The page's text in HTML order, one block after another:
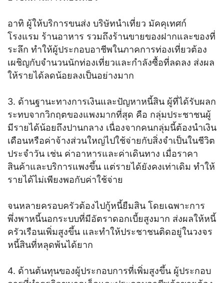
อาทิ ผู้ให้บริการขนส่ง บริษัทนำเที่ยว มัคคุเทศก์
โรงแรม ร้านอาหาร รวมถึงร้านขายของฝากและของที่
ระลึก ทำให้ผู้ประกอบอาชีพในภาคการท่องเที่ยวต้อง
เผชิญกับจำนวนนักท่องเที่ยวและกำลังซื้อที่ลดลง ส่งผล
ให้รายได้ลดน้อยลงเป็นอย่างมาก
3. ด้านฐานะทางการเงินและปัญหาหนี้สิน ผู้ที่ได้รับผลก
ระทบจากวิกฤตของแพงมากที่สุด คือ กลุ่มประชาชนผู้
มีรายได้น้อยถึงปานกลาง เนื่องจากคนกลุ่มนี้ต้องนำเงิน
เดือนหรือค่าจ้างส่วนใหญ่ไปใช้จ่ายกับสิ่งจำเป็นในชีวิต
ประจำวัน เช่น ค่าอาหารและค่าเดินทาง เมื่อราคา
สินค้าและบริการแพงขึ้น แต่รายได้ยังคงเท่าเดิม ทำให้
รายได้ไม่เพียงพอกับค่าใช้จ่าย
จนหลายครอบครัวต้องไปกู้หนี้ยืมสิน โดยเฉพาะการ
พึ่งพาหนี้นอกระบบที่มีอัตราดอกเบี้ยสูงมาก ส่งผลให้หนี้
ครัวเรือนเพิ่มสูงขึ้น และทำให้ประชาชนติดอยู่ในวงจร
หนี้สินที่หลุดพ้นได้ยาก
4. ด้านต้นทุนของผู้ประกอบการที่เพิ่มสูงขึ้น ผู้ประกอบ